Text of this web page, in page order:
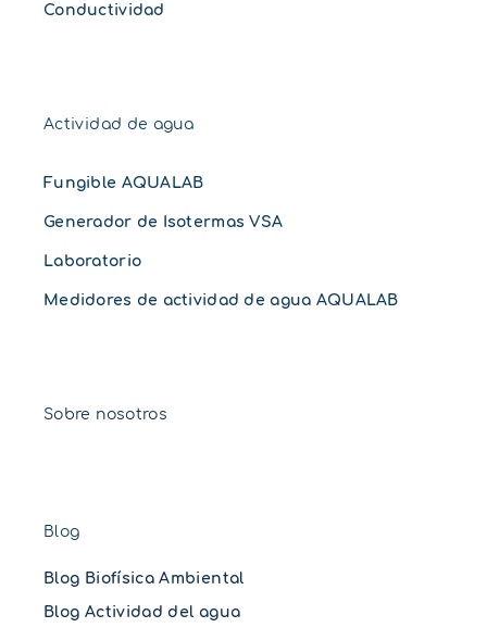
Conductividad
Actividad de agua
Fungible AQUALAB
Generador de Isotermas VSA
Laboratorio
Medidores de actividad de agua AQUALAB
Sobre nosotros
Blog
Blog Biofísica Ambiental
Blog Actividad del agua